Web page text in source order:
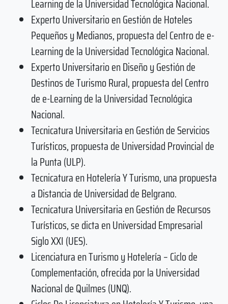
Learning de la Universidad Tecnológica Nacional.
Experto Universitario en Gestión de Hoteles
Pequeños y Medianos, propuesta del Centro de e-
Learning de la Universidad Tecnológica Nacional.
Experto Universitario en Diseño y Gestión de
Destinos de Turismo Rural, propuesta del Centro
de e-Learning de la Universidad Tecnológica
Nacional.
Tecnicatura Universitaria en Gestión de Servicios
Turísticos, propuesta de Universidad Provincial de
la Punta (ULP).
Tecnicatura en Hotelería Y Turismo, una propuesta
a Distancia de Universidad de Belgrano.
Tecnicatura Universitaria en Gestión de Recursos
Turísticos, se dicta en Universidad Empresarial
Siglo XXI (UES).
Licenciatura en Turismo y Hotelería – Ciclo de
Complementación, ofrecida por la Universidad
Nacional de Quilmes (UNQ).